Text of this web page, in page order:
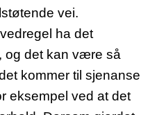
vei.
ha det
og det kan være så
kommer til sjenanse
eksempel ved at det